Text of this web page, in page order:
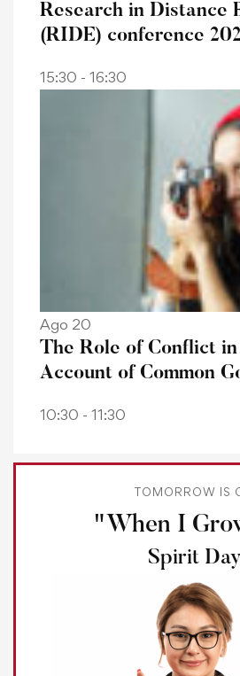
Research in Distance
(RIDE) conference
15:30 - 16:30
Ago 20
The Role of Conflict
Account of Common
10:30 - 11:30
TOMORROW IS
"When I
Spirit